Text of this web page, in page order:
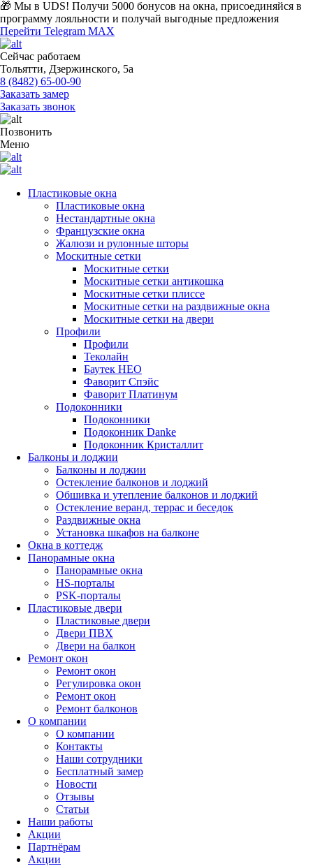
🎁 Мы в UDS! Получи 5000 бонусов на окна, присоединяйся в
программу лояльности и получай выгодные предложения
Перейти Telegram MAX
Сейчас работаем
Тольятти, Дзержинского, 5а
8 (8482) 65-00-90
Заказать замер
Заказать звонок
Позвонить
Меню
Пластиковые окна
Пластиковые окна
Нестандартные окна
Французские окна
Жалюзи и рулонные шторы
Москитные сетки
Москитные сетки
Москитные сетки антикошка
Москитные сетки плиссе
Москитные сетки на раздвижные окна
Москитные сетки на двери
Профили
Профили
Теколайн
Баутек НЕО
Фаворит Спэйс
Фаворит Платинум
Подоконники
Подоконники
Подоконник Danke
Подоконник Кристаллит
Балконы и лоджии
Балконы и лоджии
Остекление балконов и лоджий
Обшивка и утепление балконов и лоджий
Остекление веранд, террас и беседок
Раздвижные окна
Установка шкафов на балконе
Окна в коттедж
Панорамные окна
Панорамные окна
HS-порталы
PSK-порталы
Пластиковые двери
Пластиковые двери
Двери ПВХ
Двери на балкон
Ремонт окон
Ремонт окон
Регулировка окон
Ремонт окон
Ремонт балконов
О компании
О компании
Контакты
Наши сотрудники
Бесплатный замер
Новости
Отзывы
Статьи
Наши работы
Акции
Партнёрам
Акции